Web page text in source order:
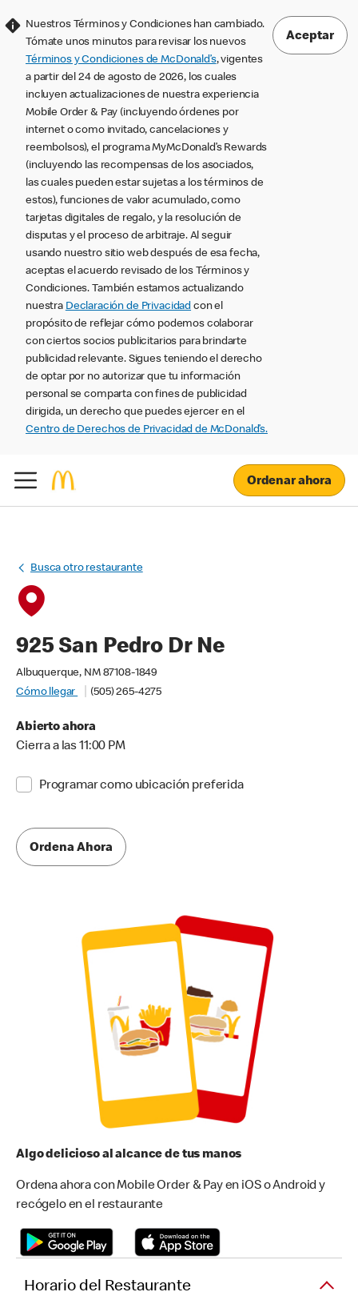
Nuestros Términos y Condiciones han cambiado.
Tómate unos minutos para revisar los nuevos
Términos y Condiciones de McDonald’s, vigentes
a partir del 24 de agosto de 2026, los cuales
incluyen actualizaciones de nuestra experiencia
Mobile Order & Pay (incluyendo órdenes por
internet o como invitado, cancelaciones y
reembolsos), el programa MyMcDonald’s Rewards
(incluyendo las recompensas de los asociados,
las cuales pueden estar sujetas a los términos de
estos), funciones de valor acumulado, como
tarjetas digitales de regalo, y la resolución de
disputas y el proceso de arbitraje. Al seguir
usando nuestro sitio web después de esa fecha,
aceptas el acuerdo revisado de los Términos y
Condiciones. También estamos actualizando
nuestra Declaración de Privacidad con el
propósito de reflejar cómo podemos colaborar
con ciertos socios publicitarios para brindarte
publicidad relevante. Sigues teniendo el derecho
de optar por no autorizar que tu información
personal se comparta con fines de publicidad
dirigida, un derecho que puedes ejercer en el
Centro de Derechos de Privacidad de McDonald’s.
Aceptar
Ordenar ahora
Busca otro restaurante
925 San Pedro Dr Ne
Albuquerque, NM 87108-1849
Cómo llegar
(505) 265-4275
Abierto ahora
Cierra a las 11:00 PM
Programar como ubicación preferida
Ordena Ahora
Algo delicioso al alcance de tus manos
Ordena ahora con Mobile Order & Pay en iOS o Android y
recógelo en el restaurante
Horario del Restaurante